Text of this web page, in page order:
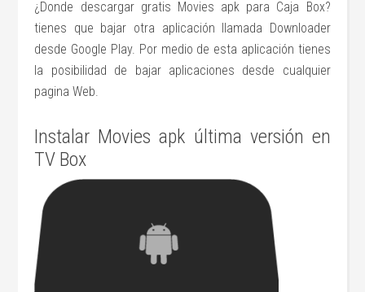
¿Donde descargar gratis Movies apk para Caja Box?
tienes que bajar otra aplicación llamada Downloader
desde Google Play. Por medio de esta aplicación tienes
la posibilidad de bajar aplicaciones desde cualquier
pagina Web.
Instalar Movies apk última versión en
TV Box